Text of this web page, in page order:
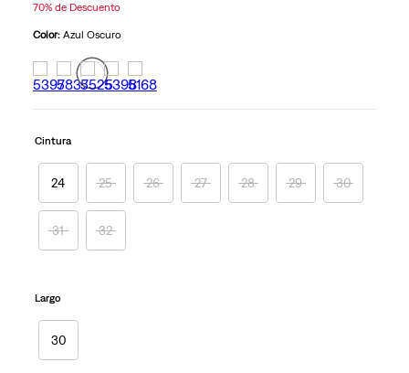
misma
página.
70%de Descuento
Color: Azul Oscuro
Cintura
24 25 26 27 28 29 30
31 32
Largo
30